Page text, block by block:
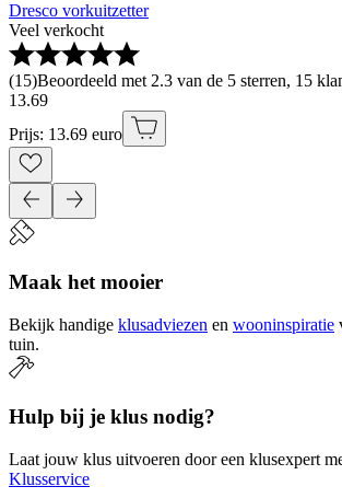
Dresco vorkuitzetter
Veel verkocht
(15)Beoordeeld met 2.3 van de 5 sterren, 15
13.69
Prijs: 13.69 euro
Maak het mooier
Bekijk handige klusadviezen en wooninspiratie
tuin.
Hulp bij je klus nodig?
Laat jouw klus uitvoeren door een klusexpert
Klusservice